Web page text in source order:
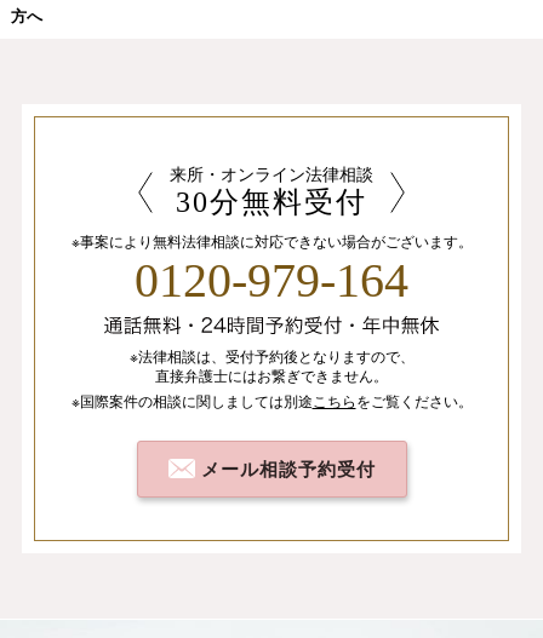
方へ
来所・オンライン法律相談
30分無料受付
※事案により無料法律相談に対応できない場合がございます。
0120-979-164
※法律相談は、 受付予約後となりますので、
直接弁護士にはお繋ぎできません。
※国際案件の相談に関しましては別途 こちらをご覧ください。
メール相談予約受付